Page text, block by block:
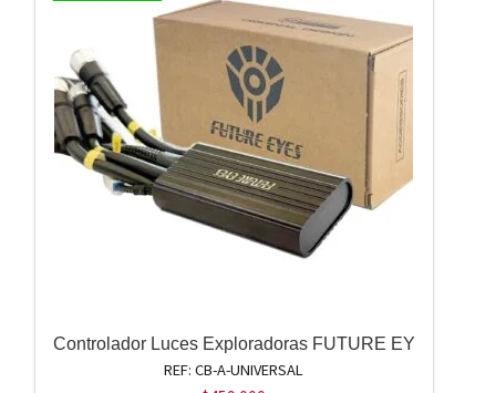
Controlador Luces Exploradoras FUTURE EY
REF: CB-A-UNIVERSAL